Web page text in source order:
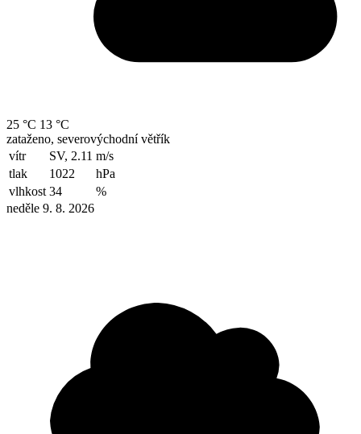
25 °C 13 °C
zataženo, severovýchodní větřík
vítr
SV, 2.11 m/s
tlak
1022
hPa
vlhkost 34
%
neděle 9. 8. 2026